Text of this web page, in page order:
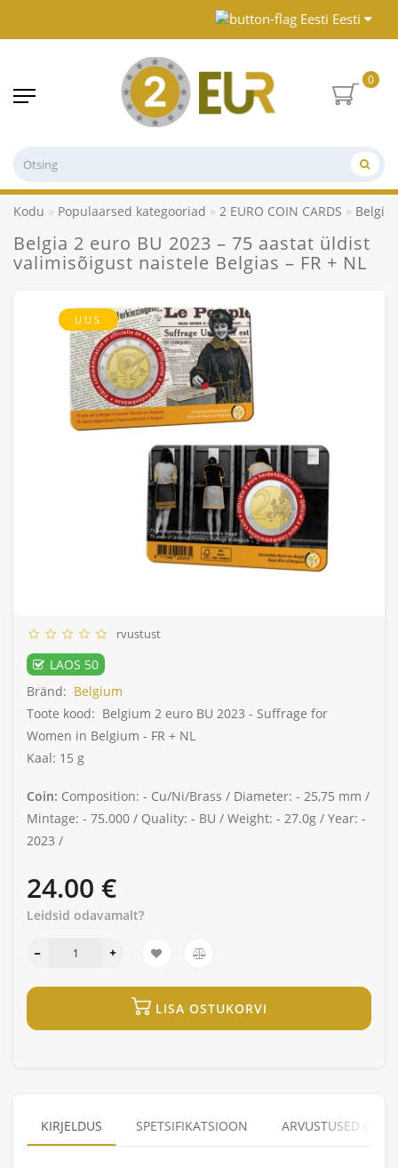
Eesti
0
Kodu Populaarsed kategooriad 2 EURO COIN CARDS Belgia
Belgia 2 euro BU 2023 – 75 aastat üldist
valimisõigust naistele Belgias – FR + NL
UUS
rvustust
LAOS 50
Bränd: Belgium
Toote kood: Belgium 2 euro BU 2023 - Suffrage for
Women in Belgium - FR + NL
Kaal: 15 g
Coin: Composition: - Cu/Ni/Brass / Diameter: - 25,75 mm /
Mintage: - 75.000 / Quality: - BU / Weight: - 27.0g / Year: -
2023 /
24.00 €
Leidsid odavamalt?
LISA OSTUKORVI
KIRJELDUS SPETSIFIKATSIOON ARVUSTUSED (0)